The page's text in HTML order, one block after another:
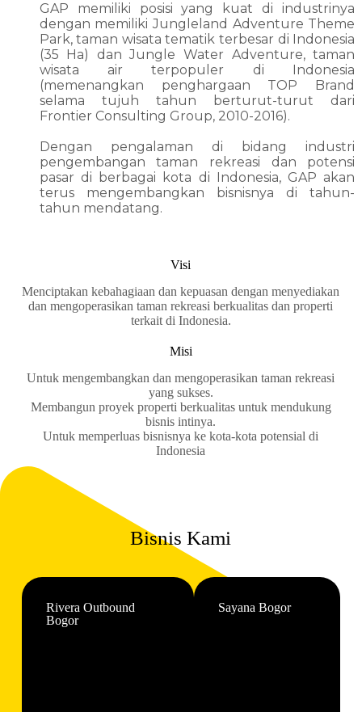
GAP memiliki posisi yang kuat di industrinya
dengan memiliki Jungleland Adventure Theme
Park, taman wisata tematik terbesar di Indonesia
(35 Ha) dan Jungle Water Adventure, taman
wisata air terpopuler di Indonesia
(memenangkan penghargaan TOP Brand
selama tujuh tahun berturut-turut dari
Frontier Consulting Group, 2010-2016).
Dengan pengalaman di bidang industri
pengembangan taman rekreasi dan potensi
pasar di berbagai kota di Indonesia, GAP akan
terus mengembangkan bisnisnya di tahun-
tahun mendatang.
Visi
Menciptakan kebahagiaan dan kepuasan dengan menyediakan
dan mengoperasikan taman rekreasi berkualitas dan properti
terkait di Indonesia.
Misi
Untuk mengembangkan dan mengoperasikan taman rekreasi
yang sukses.
Membangun proyek properti berkualitas untuk mendukung
bisnis intinya.
Untuk memperluas bisnisnya ke kota-kota potensial di
Indonesia
Bisnis Kami
Rivera Outbound
Bogor
Sayana Bogor